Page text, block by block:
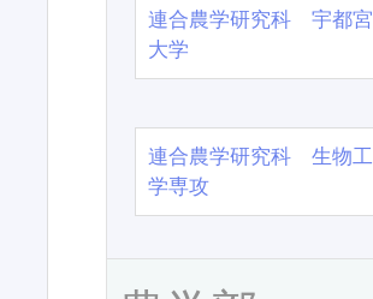
連合農学研究科 宇都宮
大学
連合農学研究科 生物工
学専攻